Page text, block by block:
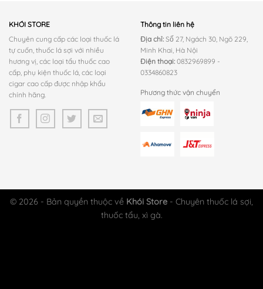
KHÓI STORE
Chuyên cung cấp các loại thuốc lá
tự cuốn, thuốc lá sợi với nhiều
hương vị, các loại tẩu thuốc cao
cấp, phụ kiện thuốc lá, các loại
cigar cao cấp được nhập khẩu
chính hãng.
Thông tin liên hệ
Địa chỉ: Số 27, Ngách 30, Ngõ 229,
Minh Khai, Hà Nội
Điện thoại: 0832969899 -
0334860823
Phương thức vận chuyển
© 2026 - Bản quyền thuộc về Khói Store - Chuyên thuốc lá sợi,
thuốc tẩu, xì gà.